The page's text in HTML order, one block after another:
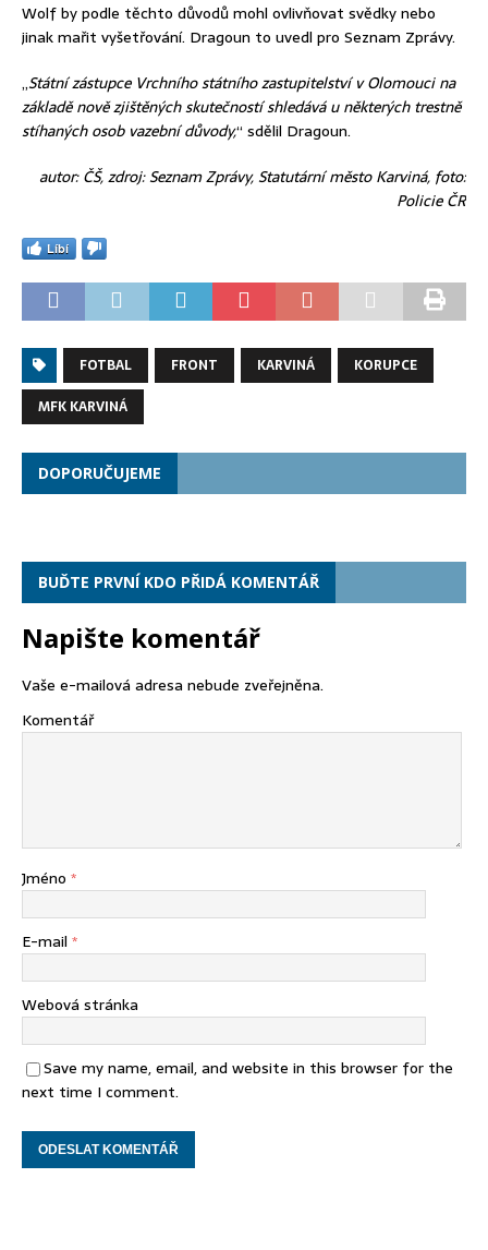
Wolf by podle těchto důvodů mohl ovlivňovat svědky nebo
jinak mařit vyšetřování. Dragoun to uvedl pro Seznam Zprávy.
„Státní zástupce Vrchního státního zastupitelství v Olomouci na
základě nově zjištěných skutečností shledává u některých trestně
stíhaných osob vazební důvody,“ sdělil Dragoun.
autor: ČŠ, zdroj: Seznam Zprávy, Statutární město Karviná, foto:
Policie ČR
Líbí
FOTBAL FRONT KARVINÁ
KORUPCE
MFK KARVINÁ
DOPORUČUJEME
BUĎTE PRVNÍ KDO PŘIDÁ KOMENTÁŘ
Napište komentář
Vaše e-mailová adresa nebude zveřejněna.
Komentář
Jméno *
E-mail *
Webová stránka
Save my name, email, and website in this browser for the
next time I comment.